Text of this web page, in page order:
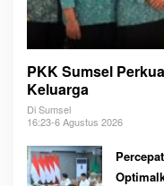
PKK Sumsel
Keluarga
Di Sumsel
16:23-6 Agustus 2026